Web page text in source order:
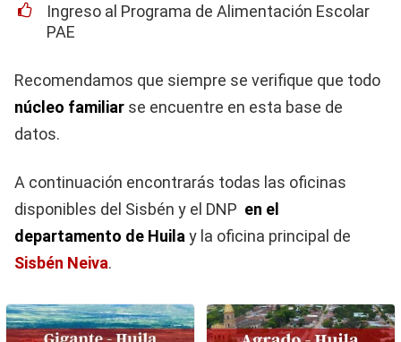
Ingreso al Programa de Alimentación Escolar
PAE
Recomendamos que siempre se verifique que todo
núcleo familiar se encuentre en esta base de
datos.
A continuación encontrarás todas las oficinas
disponibles del Sisbén y el DNP en el
departamento de Huila y la oficina principal de
Sisbén Neiva.